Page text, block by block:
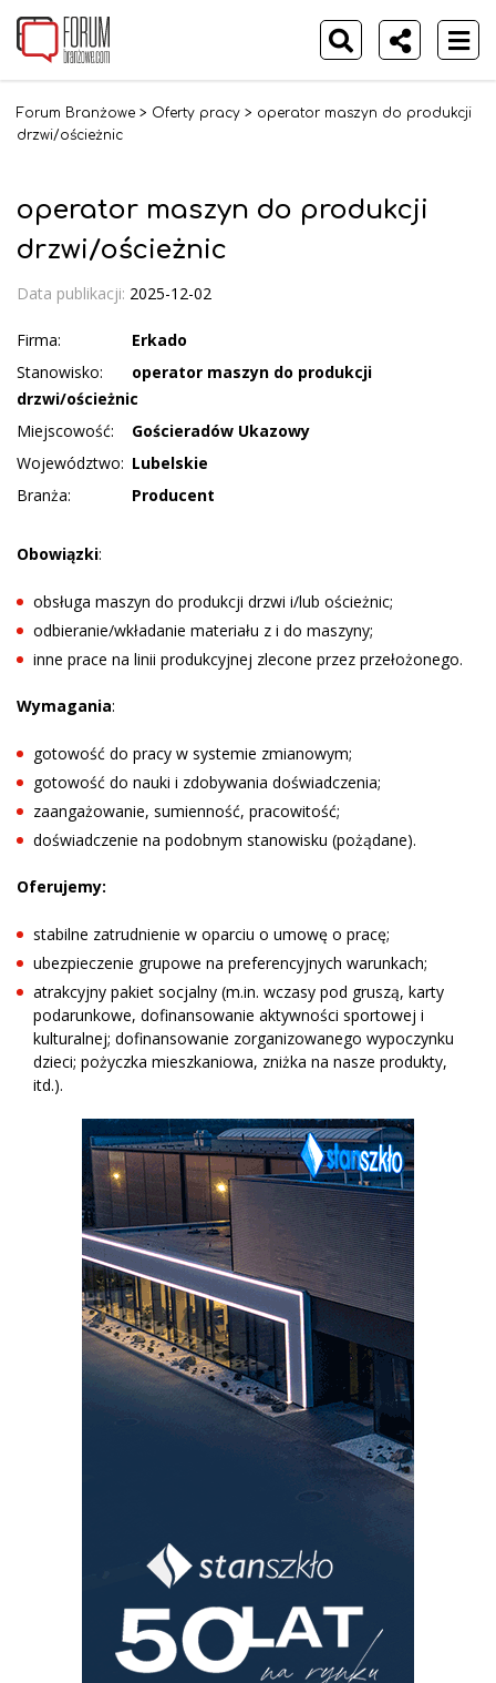
Forum Branżowe > Oferty pracy > operator maszyn do produkcji
drzwi/ościeżnic
operator maszyn do produkcji
drzwi/ościeżnic
Data publikacji: 2025-12-02
Firma:
Erkado
Stanowisko:
operator maszyn do produkcji
drzwi/ościeżnic
Miejscowość:
Gościeradów Ukazowy
Województwo: Lubelskie
Branża:
Producent
Obowiązki:
obsługa maszyn do produkcji drzwi i/lub ościeżnic;
odbieranie/wkładanie materiału z i do maszyny;
inne prace na linii produkcyjnej zlecone przez przełożonego.
Wymagania:
gotowość do pracy w systemie zmianowym;
gotowość do nauki i zdobywania doświadczenia;
zaangażowanie, sumienność, pracowitość;
doświadczenie na podobnym stanowisku (pożądane).
Oferujemy:
stabilne zatrudnienie w oparciu o umowę o pracę;
ubezpieczenie grupowe na preferencyjnych warunkach;
atrakcyjny pakiet socjalny (m.in. wczasy pod gruszą, karty
podarunkowe, dofinansowanie aktywności sportowej i
kulturalnej; dofinansowanie zorganizowanego wypoczynku
dzieci; pożyczka mieszkaniowa, zniżka na nasze produkty,
itd.).